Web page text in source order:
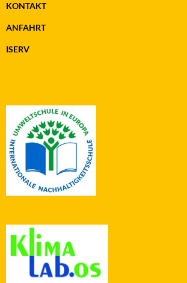
KONTAKT
ANFAHRT
ISERV